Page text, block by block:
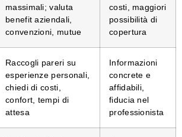
massimali; valuta
benefit aziendali,
convenzioni, mutue
costi, maggiori
possibilità di
copertura
Raccogli pareri su
esperienze personali,
chiedi di costi,
confort, tempi di
attesa
Informazioni
concrete e
affidabili,
fiducia nel
professionista